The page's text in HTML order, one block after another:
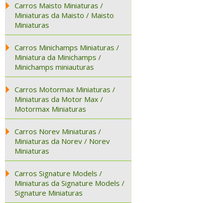
Carros Maisto Miniaturas /
Miniaturas da Maisto / Maisto
Miniaturas
Carros Minichamps Miniaturas /
Miniatura da Minichamps /
Minichamps miniauturas
Carros Motormax Miniaturas /
Miniaturas da Motor Max /
Motormax Miniaturas
Carros Norev Miniaturas /
Miniaturas da Norev / Norev
Miniaturas
Carros Signature Models /
Miniaturas da Signature Models /
Signature Miniaturas